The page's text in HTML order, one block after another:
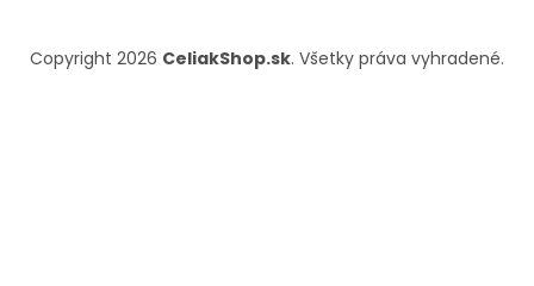
Copyright 2026 CeliakShop.sk. Všetky práva vyhradené.